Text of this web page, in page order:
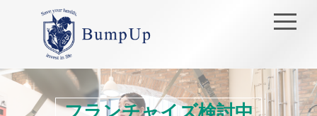
フランチャイズ検討中